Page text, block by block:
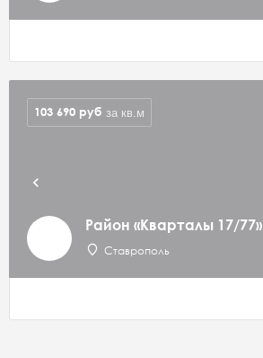
Район «Кварталы 17/77»
Ставрополь
103 690 руб за кв.м